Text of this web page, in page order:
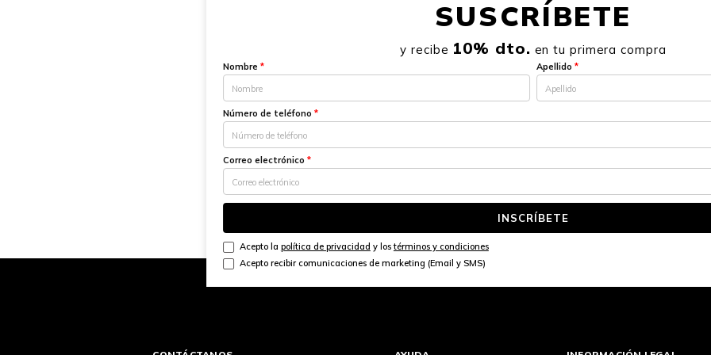
SUSCRÍBETE
y recibe 10% dto. en tu primera compra
Nombre * Apellido *
Número de teléfono *
Correo electrónico *
INSCRÍBETE
Acepto la política de privacidad y lostérminos y condiciones
Acepto recibir comunicaciones de marketing (Email y SMS)